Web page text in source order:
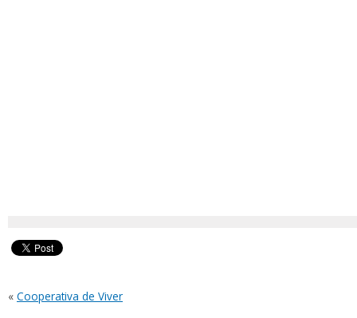
« Cooperativa de Viver